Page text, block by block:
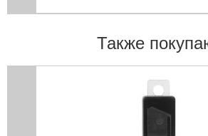
Также